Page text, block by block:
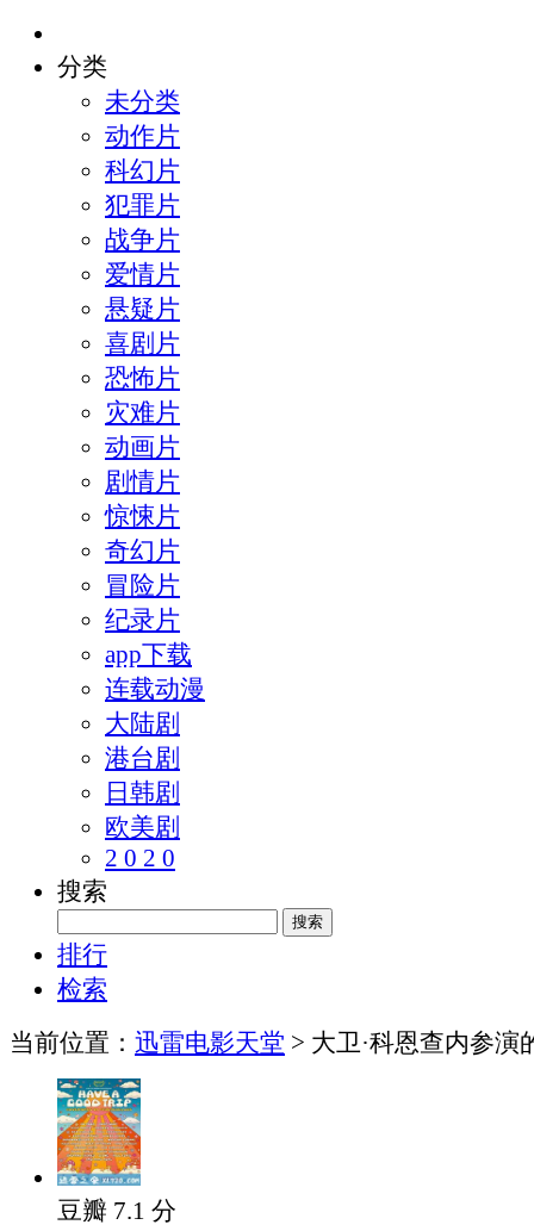
分类
未分类
动作片
科幻片
犯罪片
战争片
爱情片
悬疑片
喜剧片
恐怖片
灾难片
动画片
剧情片
惊悚片
奇幻片
冒险片
纪录片
app下载
连载动漫
大陆剧
港台剧
日韩剧
欧美剧
2 0 2 0
搜索
排行
检索
当前位置： 迅雷电影天堂 > 大卫·科恩查内参演
豆瓣 7.1 分